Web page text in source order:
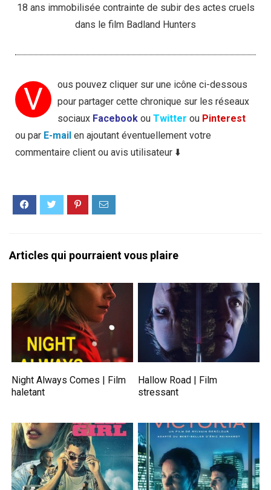
18 ans immobilisée contrainte de subir des actes cruels
dans le film Badland Hunters
V
ous pouvez cliquer sur une icône ci-dessous
pour partager cette chronique sur les réseaux
sociaux Facebook ou Twitter ou Pinterest
ou par E-mail en ajoutant éventuellement votre
commentaire client ou avis utilisateur ⬇️
Articles qui pourraient vous plaire
Night Always Comes | Film
haletant
Hallow Road | Film
stressant